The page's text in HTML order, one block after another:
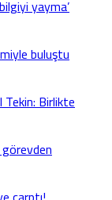
yayma’
buluştu
Tekin: Birlikte